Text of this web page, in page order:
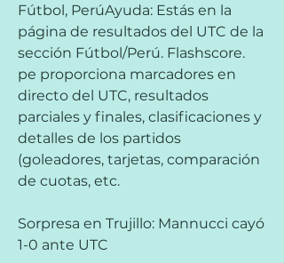
Fútbol, PerúAyuda: Estás en la
página de resultados del UTC de la
sección Fútbol/Perú. Flashscore.
pe proporciona marcadores en
directo del UTC, resultados
parciales y finales, clasificaciones y
detalles de los partidos
(goleadores, tarjetas, comparación
de cuotas, etc.
Sorpresa en Trujillo: Mannucci cayó
1-0 ante UTC